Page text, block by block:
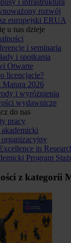
rozwój
europejski ERUA
u nas dzieje
i seminaria
i spotkania
Otwarte
licencjacie?
Matura 2026
i wyróżnienia
wydawnicze
do nas
pracy
akademicki
organizacyjny
in
Program
z kategorii